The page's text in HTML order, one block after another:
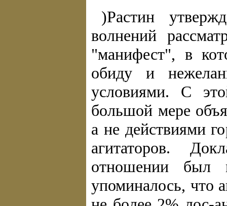
)Растин
волнений
"манифест", в
обиду и
условиями. С
большой мере
а не действиями
агитаторов.
отношении был
упоминалось, что